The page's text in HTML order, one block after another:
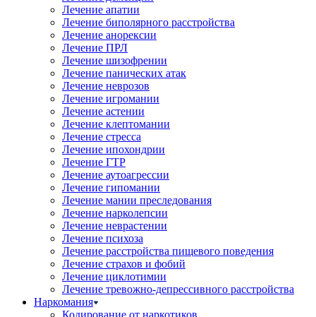
Лечение апатии
Лечение биполярного расстройства
Лечение анорексии
Лечение ПРЛ
Лечение шизофрении
Лечение панических атак
Лечение неврозов
Лечение игромании
Лечение астении
Лечение клептомании
Лечение стресса
Лечение ипохондрии
Лечение ГТР
Лечение аутоагрессии
Лечение гипомании
Лечение мании преследования
Лечение нарколепсии
Лечение неврастении
Лечение психоза
Лечение расстройства пищевого поведения
Лечение страхов и фобий
Лечение циклотимии
Лечение тревожно-депрессивного расстройства
Наркомания
Кодирование от наркотиков